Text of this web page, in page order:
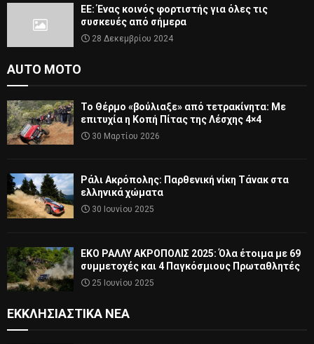
ΕΕ: Ένας κοινός φορτιστής για όλες τις
συσκευές από σήμερα
28 Δεκεμβρίου 2024
AUTO MOTO
Το Θέρμο «βούλιαξε» από τετρακίνητα: Με
επιτυχία η Κοπή Πίτας της Λέσχης 4×4
30 Μαρτίου 2026
Ράλι Ακρόπολης: Παρθενική νίκη Τάνακ στα
ελληνικά χώματα
30 Ιουνίου 2025
ΕΚΟ ΡΑΛΛΥ ΑΚΡΟΠΟΛΙΣ 2025: Όλα έτοιμα με 69
συμμετοχές και 4 Παγκόσμιους Πρωταθλητές
25 Ιουνίου 2025
ΕΚΚΛΗΣΙΑΣΤΙΚΆ ΝΈΑ